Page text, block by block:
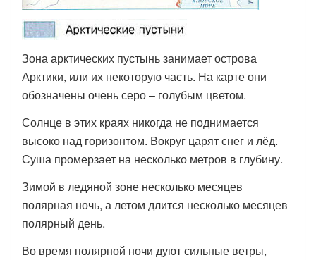
Зона арктических пустынь занимает острова
Арктики, или их некоторую часть. На карте они
обозначены очень серо – голубым цветом.
Солнце в этих краях никогда не поднимается
высоко над горизонтом. Вокруг царят снег и лёд.
Суша промерзает на несколько метров в глубину.
Зимой в ледяной зоне несколько месяцев
полярная ночь, а летом длится несколько месяцев
полярный день.
Во время полярной ночи дуют сильные ветры,